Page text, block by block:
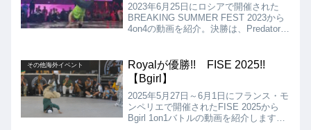
2023年6月25日にロシアで開催された
BREAKING SUMMER FEST 2023から
4on4の動画を紹介。決勝は、Predatorz
た!!
その他海外イベント
Royalが優勝!! FISE 2025!!
【Bgirl】
2025年5月27日～6月1日にフランス・モ
ンペリエで開催されたFISE 2025から
Bgirl 1on1バトルの動画を紹介します。